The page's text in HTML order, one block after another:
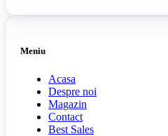
Meniu
Acasa
Despre noi
Magazin
Contact
Best Sales